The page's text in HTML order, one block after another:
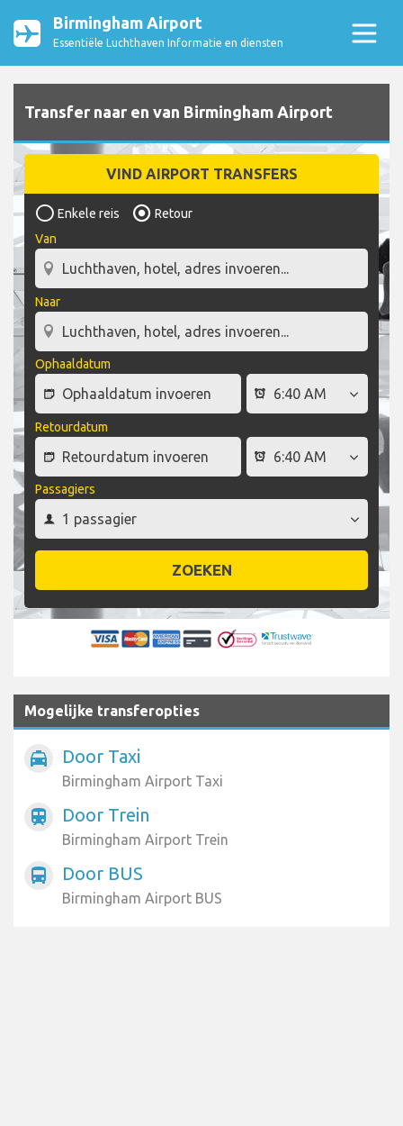
Birmingham Airport
Essentiële Luchthaven Informatie en diensten
Transfer naar en van Birmingham Airport
VIND AIRPORT TRANSFERS
Enkele reis
Retour
Van
Naar
Ophaaldatum
Retourdatum
Passagiers
ZOEKEN
Mogelijke transferopties
local_taxi Door Taxi
Birmingham Airport Taxi
train Door Trein
Birmingham Airport Trein
directions_bus Door BUS
Birmingham Airport BUS